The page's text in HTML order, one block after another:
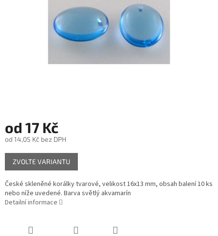
od 17 Kč
od 14,05 Kč bez DPH
Měrná
cena:
ZVOLTE VARIANTU
České skleněné korálky tvarové, velikost 16x13 mm, obsah balení 10 ks
nebo níže uvedené. Barva světlý akvamarín
Detailní informace